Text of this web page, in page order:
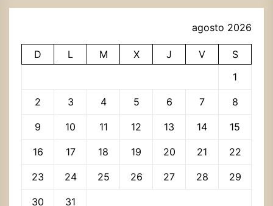
agosto 2026
D L M X J V
S
1
2 3 4 5 6 7 8
9 10 11 12 13 14 15
16 17 18 19 20 21 22
23 24 25 26 27 28 29
30 31